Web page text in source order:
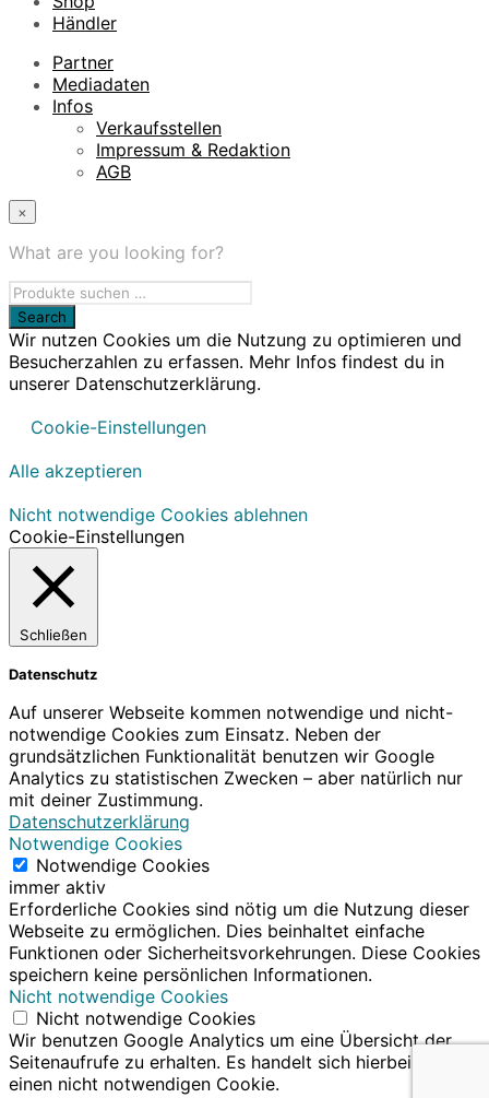
Händler
Partner
Mediadaten
Infos
Verkaufsstellen
Impressum & Redaktion
AGB
×
What are you looking for?
Wir nutzen Cookies um die Nutzung zu optimieren und
Besucherzahlen zu erfassen. Mehr Infos findest du in
unserer Datenschutzerklärung.
Cookie-Einstellungen
Alle akzeptieren
Nicht notwendige Cookies ablehnen
Cookie-Einstellungen
Schließen
Datenschutz
Auf unserer Webseite kommen notwendige und nicht-
notwendige Cookies zum Einsatz. Neben der
grundsätzlichen Funktionalität benutzen wir Google
Analytics zu statistischen Zwecken – aber natürlich nur
mit deiner Zustimmung.
Datenschutzerklärung
Notwendige Cookies
Notwendige Cookies
immer aktiv
Erforderliche Cookies sind nötig um die Nutzung dieser
Webseite zu ermöglichen. Dies beinhaltet einfache
Funktionen oder Sicherheitsvorkehrungen. Diese Cookies
speichern keine persönlichen Informationen.
Nicht notwendige Cookies
Nicht notwendige Cookies
Wir benutzen Google Analytics um eine Übersicht der
Seitenaufrufe zu erhalten. Es handelt sich hierbei um
einen nicht notwendigen Cookie.